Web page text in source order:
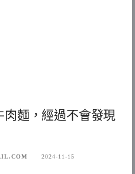
肉麵，經過不會發現
2024-11-15